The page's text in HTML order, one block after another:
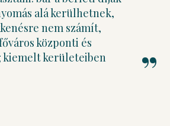
alá kerülhetnek,
nem számít,
központi és
kiemelt kerületeiben